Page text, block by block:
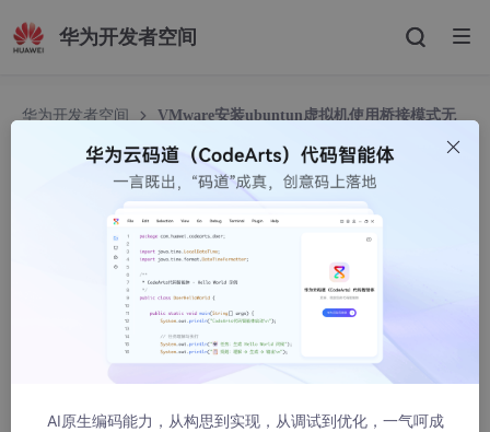
华为开发者空间
华为开发者空间
VMware安装ubuntun虚拟机使用桥接模式无
VMware安装ubuntun虚拟机使用桥接模式无法上
网问题解决
weixin_45642990
1861人浏览 · 2024-01-10 23:38:35
VMware安装ubuntun虚拟机使用桥接模式无法上网问题
AI原生编码能力，从构思到实现，从调试到优化，一气呵成